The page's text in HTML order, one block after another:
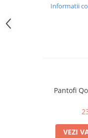
PROTECTIE TAIERE SI
PROTECTIE CHIMICA
UNICA FOLOSINTA
PROTECTIE
Altele –
Informatii
Pantofi
VEZI